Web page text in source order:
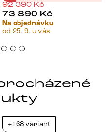
92 390Kč
73 890 Kč
Na objednávku
od 25. 9. u vás
+168 variant